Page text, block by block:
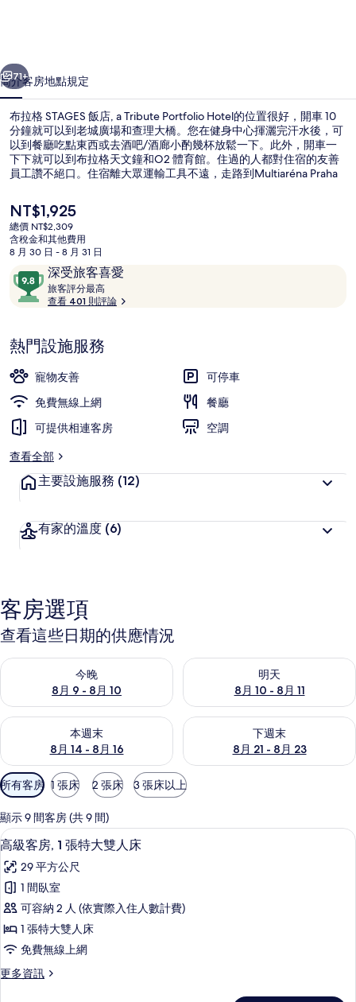
Tribute
Portfolio
Hotel
的
相
集
個 下一個
71+
簡介客房地點規定
布拉格 STAGES 飯店, a Tribute Portfolio Hotel的位置很好，開車 10
分鐘就可以到老城廣場和查理大橋。您在健身中心揮灑完汗水後，可
以到餐廳吃點東西或去酒吧/酒廊小酌幾杯放鬆一下。此外，開車一
下下就可以到布拉格天文鐘和O2 體育館。住過的人都對住宿的友善
員工讚不絕口。住宿離大眾運輸工具不遠，走路到Multiaréna Praha
目
前
的
價
是
NT$1,925
NT$1,925
總價 NT$2,309
含稅金和其他費用
8 月 30 日 - 8 月 31 日
評
論
深受旅客喜愛
9.8
分，
滿
10，
深
受
旅
客
喜
旅客評分最高
客
查看 401 則評論
熱門設施服務
寵物友善
可停車
免費無線上網
餐廳
可提供相連客房
空調
查看全部
主要設施服務 (12)
有家的溫度 (6)
客房選項
查看這些日期的供應情況
今晚
8月 9 - 8月 10
查看今晚 (8月 9 - 8月 10) 的供應情況
明天
8月 10 - 8月 11
查看明天 (8月 10 - 8月 11) 的
本週末
8月 14 - 8月 16
查看本週末 (8月 14 - 8月 16) 的供應情況
下週末
8月 21 - 8月 23
查看下週末 (8月 21 - 8月 23)
可
用
的
客
房
篩
選
條
所有客房 1 張床 2 張床 3 張床以上
顯示 9 間客房 (共 9 間)
顯
示
高
級
客
房,
張
高級客房, 1 張特大雙人床 | 客房內保
3
高級客房, 1 張特大雙人床
29 平方公尺
1 間臥室
可容納 2 人 (依實際入住人數計費)
1 張特大雙人床
免費無線上網
更多資訊
更